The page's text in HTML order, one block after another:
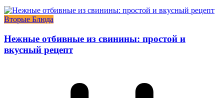
Вторые Блюда
Нежные отбивные из свинины: простой и
вкусный рецепт